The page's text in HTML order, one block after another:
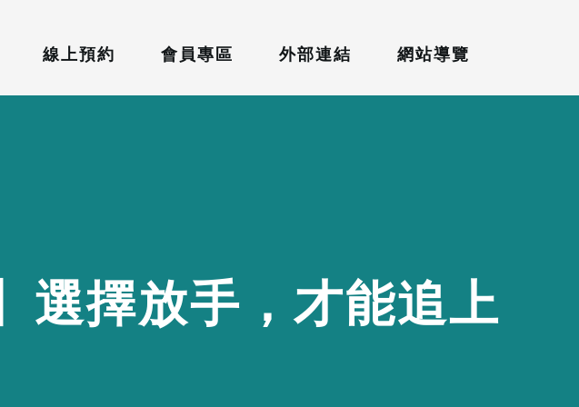
線上預約 會員專區 外部連結 網站導覽
選擇放手 ，才能追上